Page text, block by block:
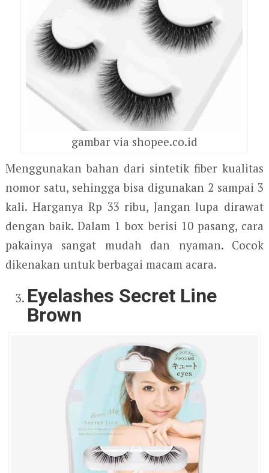
gambar via shopee.co.id
Menggunakan bahan dari sintetik fiber kualitas
nomor satu, sehingga bisa digunakan 2 sampai 3
kali. Harganya Rp 33 ribu, Jangan lupa dirawat
dengan baik. Dalam 1 box berisi 10 pasang, cara
pakainya sangat mudah dan nyaman. Cocok
dikenakan untuk berbagai macam acara.
Eyelashes Secret Line
Brown